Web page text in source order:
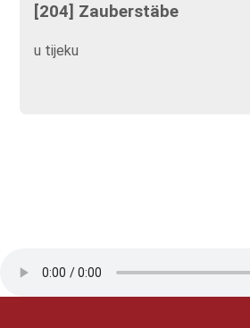
[204] Zauberstäbe
u tijeku